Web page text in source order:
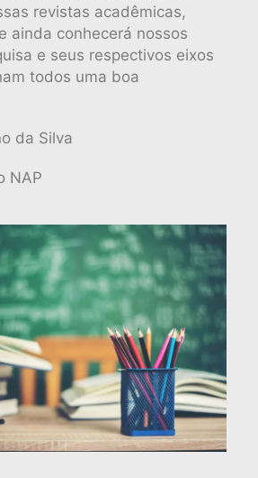
revistas acadêmicas,
ainda conhecerá nossos
e seus respectivos eixos
todos uma boa
da Silva
NAP